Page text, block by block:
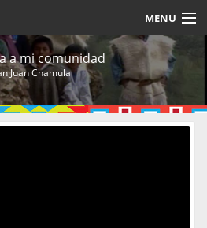
MENU
Cerrar Sesión
a mi comunidad
Juan Chamula